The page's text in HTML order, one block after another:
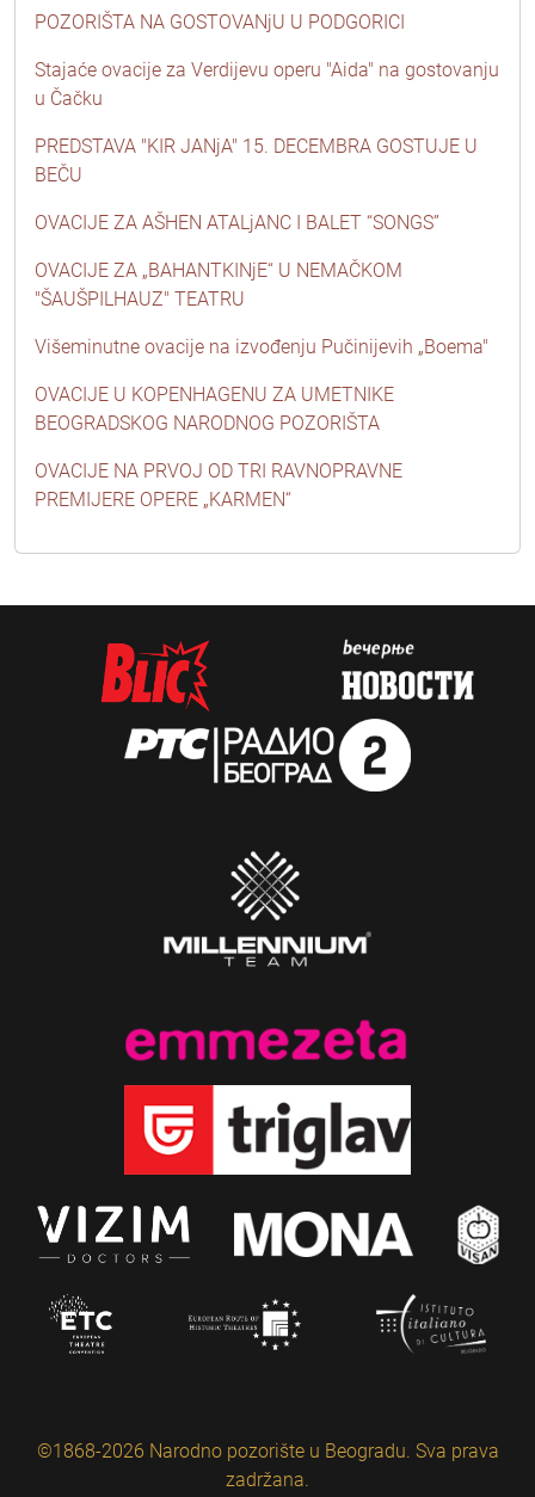
POZORIŠTA NA GOSTOVANjU U PODGORICI
Stajaće ovacije za Verdijevu operu "Aida" na gostovanju
u Čačku
PREDSTAVA "KIR JANjA" 15. DECEMBRA GOSTUJE U
BEČU
OVACIJE ZA AŠHEN ATALjANC I BALET “SONGS”
OVACIJE ZA „BAHANTKINjE“ U NEMAČKOM
"ŠAUŠPILHAUZ" TEATRU
Višeminutne ovacije na izvođenju Pučinijevih „Boema"
OVACIJE U KOPENHAGENU ZA UMETNIKE
BEOGRADSKOG NARODNOG POZORIŠTA
OVACIJE NA PRVOJ OD TRI RAVNOPRAVNE
PREMIJERE OPERE „KARMEN“
©1868-2026 Narodno pozorište u Beogradu. Sva prava
zadržana.